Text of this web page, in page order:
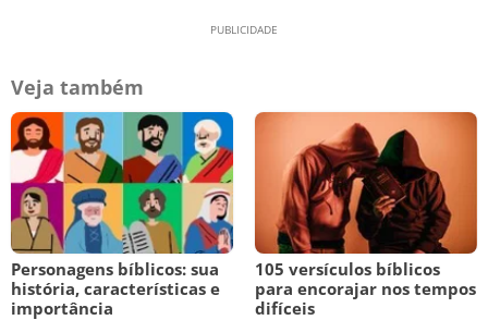
Veja também
Personagens bíblicos: sua
história, características e
importância
105 versículos bíblicos
para encorajar nos tempos
difíceis